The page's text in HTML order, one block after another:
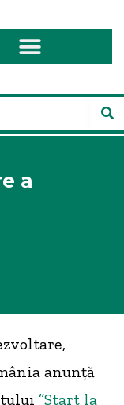
a
anunţă
”Start la